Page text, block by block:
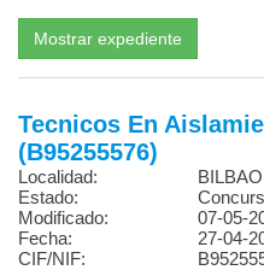
Tecnicos En
(B95255576)
Localidad:
BILBAO
Estado:
Modificado:
07-05-
Fecha:
27-04-
CIF/NIF: